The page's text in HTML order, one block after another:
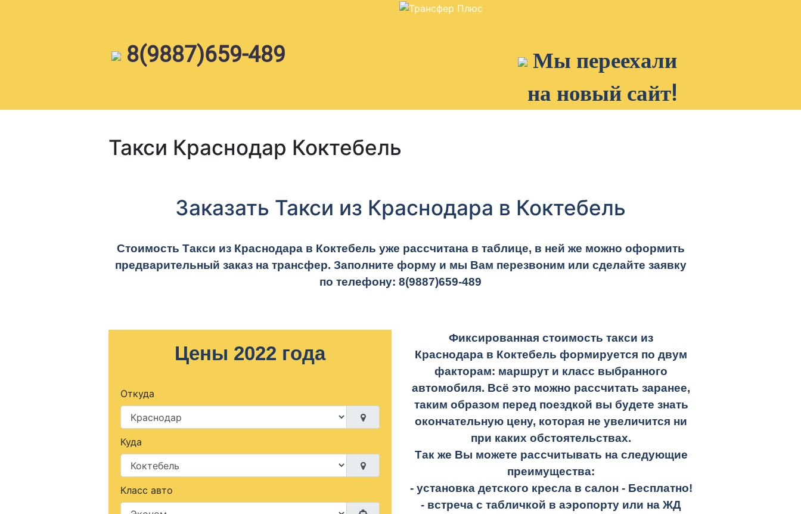
8(9887)659-489
Мы переехали
на новый сайт!
Такси Краснодар Коктебель
Заказать Такси из Краснодара в Коктебель
Стоимость Такси из Краснодара в Коктебель уже рассчитана в таблице, в ней же можно оформить
предварительный заказ на трансфер. Заполните форму и мы Вам перезвоним или сделайте заявку
по телефону: 8(9887)659-489
Цены 2022 года
Откуда
Куда
Класс авто
Фиксированная стоимость такси из
Краснодара в Коктебель формируется по двум
факторам: маршрут и класс выбранного
автомобиля. Всё это можно рассчитать заранее,
таким образом перед поездкой вы будете знать
окончательную цену, которая не увеличится ни
при каких обстоятельствах.
Так же Вы можете рассчитывать на следующие
преимущества:
- установка детского кресла в салон - Бесплатно!
- встреча с табличкой в аэропорту или на ЖД